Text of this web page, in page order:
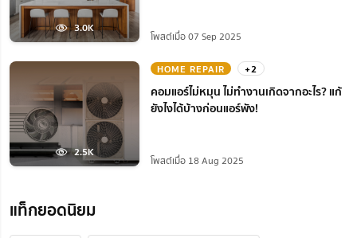
3.0K
โพสต์เมื่อ 07 Sep 2025
2.5K
HOME REPAIR +2
คอมแอร์ไม่หมุน ไม่ทํางานเกิดจากอะไร? แก้
ยังไงได้บ้างก่อนแอร์พัง!
โพสต์เมื่อ 18 Aug 2025
แท็กยอดนิยม